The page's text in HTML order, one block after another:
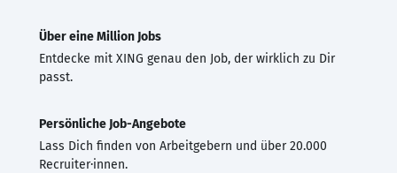
Über eine Million Jobs
Entdecke mit XING genau den Job, der wirklich zu Dir
passt.
Persönliche Job-Angebote
Lass Dich finden von Arbeitgebern und über 20.000
Recruiter·innen.